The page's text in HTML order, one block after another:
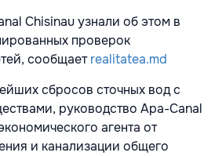
Chisinau узнали об этом в
проверок
сообщаетrealitatea.md
сбросов сточных вод с
руководство Apa-Canal
агента от
и канализации общего